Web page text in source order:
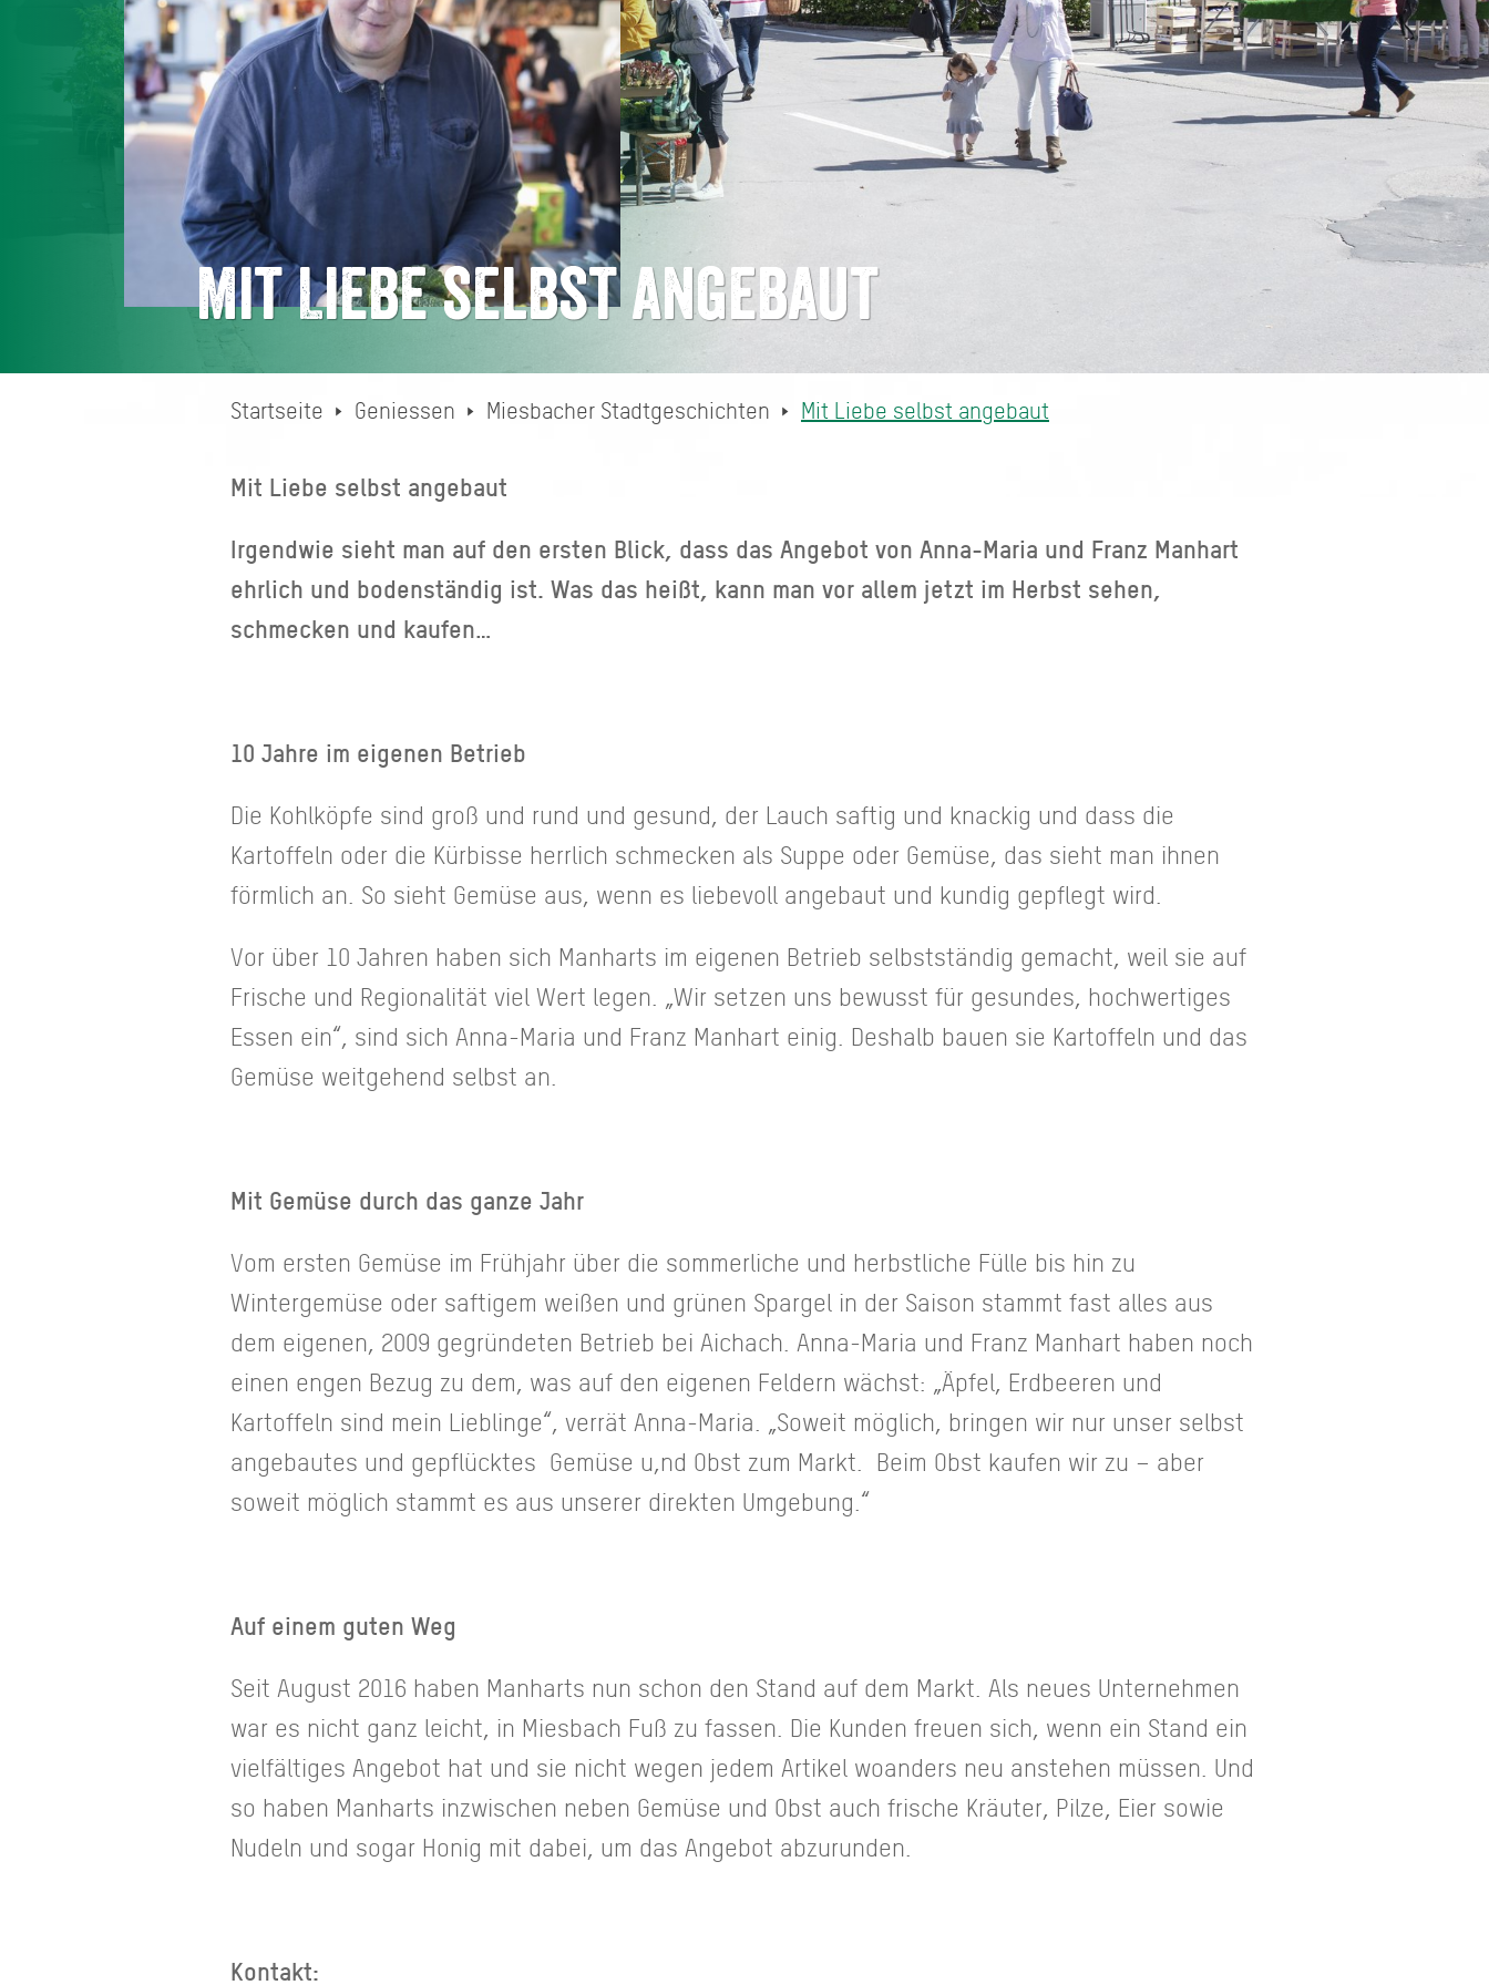
Mit Liebe selbst angebaut
Startseite Geniessen Miesbacher Stadtgeschichten Mit Liebe selbst angebaut
Mit Liebe selbst angebaut
Irgendwie sieht man auf den ersten Blick, dass das Angebot von Anna-Maria und Franz Manhart
ehrlich und bodenständig ist. Was das heißt, kann man vor allem jetzt im Herbst sehen,
schmecken und kaufen…
10 Jahre im eigenen Betrieb
Die Kohlköpfe sind groß und rund und gesund, der Lauch saftig und knackig und dass die
Kartoffeln oder die Kürbisse herrlich schmecken als Suppe oder Gemüse, das sieht man ihnen
förmlich an. So sieht Gemüse aus, wenn es liebevoll angebaut und kundig gepflegt wird.
Vor über 10 Jahren haben sich Manharts im eigenen Betrieb selbstständig gemacht, weil sie auf
Frische und Regionalität viel Wert legen. „Wir setzen uns bewusst für gesundes, hochwertiges
Essen ein“, sind sich Anna-Maria und Franz Manhart einig. Deshalb bauen sie Kartoffeln und das
Gemüse weitgehend selbst an.
Mit Gemüse durch das ganze Jahr
Vom ersten Gemüse im Frühjahr über die sommerliche und herbstliche Fülle bis hin zu
Wintergemüse oder saftigem weißen und grünen Spargel in der Saison stammt fast alles aus
dem eigenen, 2009 gegründeten Betrieb bei Aichach. Anna-Maria und Franz Manhart haben noch
einen engen Bezug zu dem, was auf den eigenen Feldern wächst: „Äpfel, Erdbeeren und
Kartoffeln sind mein Lieblinge“, verrät Anna-Maria. „Soweit möglich, bringen wir nur unser selbst
angebautes und gepflücktes Gemüse u,nd Obst zum Markt. Beim Obst kaufen wir zu – aber
soweit möglich stammt es aus unserer direkten Umgebung.“
Auf einem guten Weg
Seit August 2016 haben Manharts nun schon den Stand auf dem Markt. Als neues Unternehmen
war es nicht ganz leicht, in Miesbach Fuß zu fassen. Die Kunden freuen sich, wenn ein Stand ein
vielfältiges Angebot hat und sie nicht wegen jedem Artikel woanders neu anstehen müssen. Und
so haben Manharts inzwischen neben Gemüse und Obst auch frische Kräuter, Pilze, Eier sowie
Nudeln und sogar Honig mit dabei, um das Angebot abzurunden.
Kontakt: